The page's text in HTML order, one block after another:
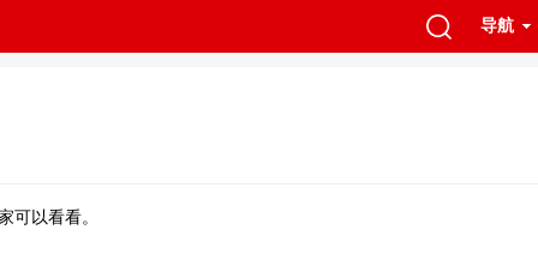
导航
可以看看。